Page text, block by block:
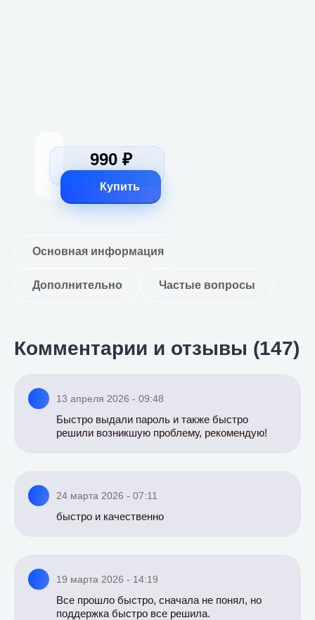
990 ₽
Купить
Основная информация
Дополнительно Частые вопросы
Комментарии и отзывы (147)
13 апреля 2026 - 09:48
Быстро выдали пароль и также быстро
решили возникшую проблему, рекомендую!
24 марта 2026 - 07:11
быстро и качественно
19 марта 2026 - 14:19
Все прошло быстро, сначала не понял, но
поддержка быстро все решила.